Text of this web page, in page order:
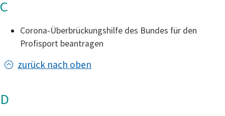
C
Corona-Überbrückungshilfe des Bundes für den
Profisport beantragen
zurück nach oben
D